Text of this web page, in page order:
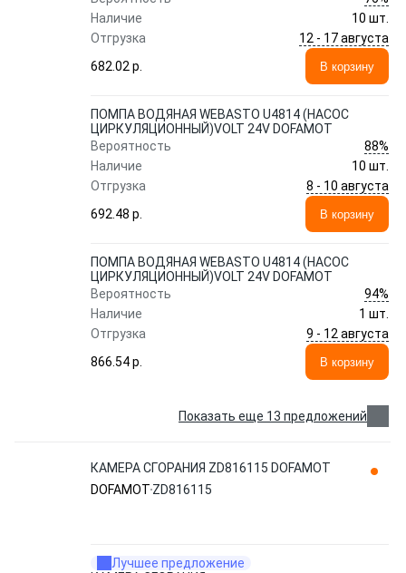
Наличие
10 шт.
Отгрузка
12 - 17 августа
682.02 p.
В корзину
ПОМПА ВОДЯНАЯ WEBASTO U4814 (НАСОС
ЦИРКУЛЯЦИОННЫЙ)VOLT 24V DOFAMOT
Вероятность
88%
Наличие
10 шт.
Отгрузка
8 - 10 августа
692.48 p.
В корзину
ПОМПА ВОДЯНАЯ WEBASTO U4814 (НАСОС
ЦИРКУЛЯЦИОННЫЙ)VOLT 24V DOFAMOT
Вероятность
94%
Наличие
1 шт.
Отгрузка
9 - 12 августа
866.54 p.
В корзину
Показать еще 13 предложений
КАМЕРА СГОРАНИЯ ZD816115 DOFAMOT
DOFAMOT ZD816115
Лучшее предложение